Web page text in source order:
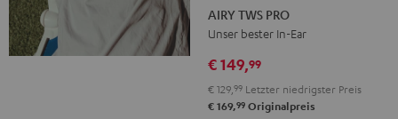
TWS
PRO
Teal
TWS
PRO
Green
TWS
PRO
TWS
PRO
AIRY TWS PRO
Unser bester In-Ear
€ 149,99
€ 129, 99 Letzter niedrigster Preis
€ 169,99 Originalpreis